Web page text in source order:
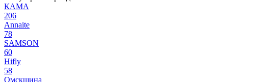
КАМА
206
Annaite
78
SAMSON
60
Hifly
58
Омскшина